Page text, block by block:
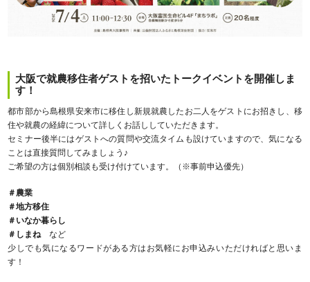
大阪で就農移住者ゲストを招いたトークイベントを開催しま
す！
都市部から島根県安来市に移住し新規就農したお二人をゲストにお招きし、移
住や就農の経緯について詳しくお話ししていただきます。
セミナー後半にはゲストへの質問や交流タイムも設けていますので、気になる
ことは直接質問してみましょう♪
ご希望の方は個別相談も受け付けています。（※事前申込優先）
＃農業
＃地方移住
＃いなか暮らし
＃しまね など
少しでも気になるワードがある方はお気軽にお申込みいただければと思いま
す！